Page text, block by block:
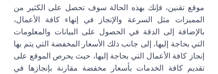
موقع تقنين، فإنك بهذه الحالة سوف تحصل على الكثير من
المميزات مثل السرعة والإنجاز في إنهاء كافة الأعمال،
بالإضافة إلى الدقة في الحصول على البيانات والمعلومات
التي بحاجة إليها، إلى جانب ذلك الأسعار المخفضة التي يتم بها
إنجاز كافة الأعمال التي بحاجة إليها، حيث يحرص الموقع على
تقديم كافة الخدمات بأسعار مخفضة مقارنة بإنجازها في